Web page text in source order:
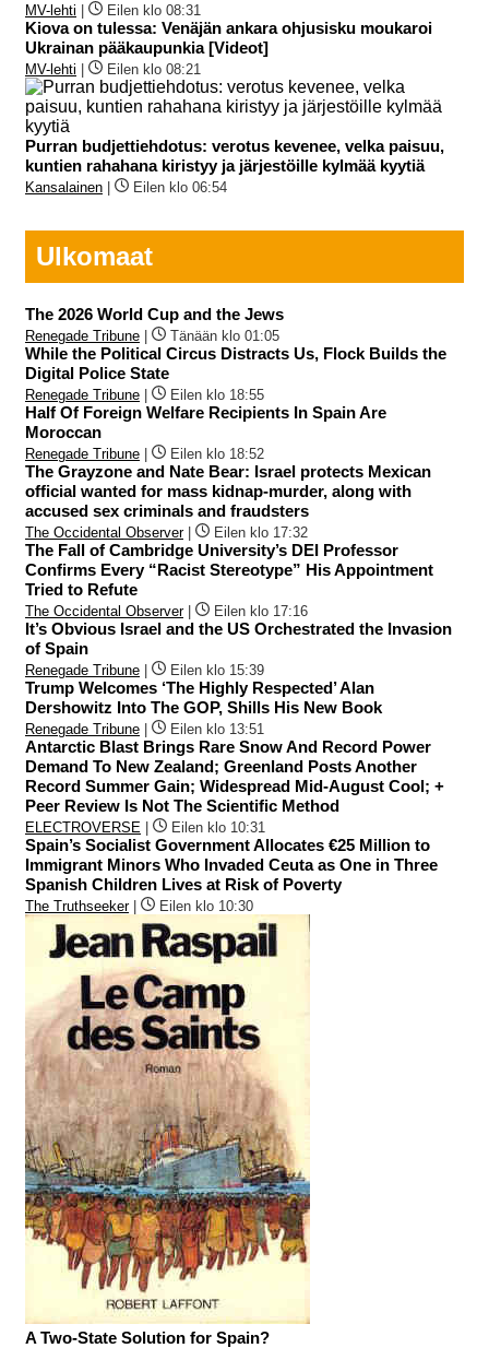
MV-lehti Eilen klo 08:31
Kiova on tulessa: Venäjän ankara ohjusisku moukaroi
Ukrainan pääkaupunkia [Videot]
MV-lehti Eilen klo 08:21
Purran budjettiehdotus: verotus kevenee, velka paisuu,
kuntien rahahana kiristyy ja järjestöille kylmää kyytiä
Kansalainen Eilen klo 06:54
Ulkomaat
The 2026 World Cup and the Jews
Renegade Tribune | Tänään klo 01:05
While the Political Circus Distracts Us, Flock Builds the
Digital Police State
Renegade Tribune | Eilen klo 18:55
Half Of Foreign Welfare Recipients In Spain Are
Moroccan
Renegade Tribune | Eilen klo 18:52
The Grayzone and Nate Bear: Israel protects Mexican
official wanted for mass kidnap-murder, along with
accused sex criminals and fraudsters
The Occidental Observer| Eilen klo 17:32
The Fall of Cambridge University’s DEI Professor
Confirms Every “Racist Stereotype” His Appointment
Tried to Refute
The Occidental Observer| Eilen klo 17:16
It’s Obvious Israel and the US Orchestrated the Invasion
of Spain
Renegade Tribune | Eilen klo 15:39
Trump Welcomes ‘The Highly Respected’ Alan
Dershowitz Into The GOP, Shills His New Book
Renegade Tribune | Eilen klo 13:51
Antarctic Blast Brings Rare Snow And Record Power
Demand To New Zealand; Greenland Posts Another
Record Summer Gain; Widespread Mid-August Cool; +
Peer Review Is Not The Scientific Method
ELECTROVERSE | Eilen klo 10:31
Spain’s Socialist Government Allocates €25 Million to
Immigrant Minors Who Invaded Ceuta as One in Three
Spanish Children Lives at Risk of Poverty
The Truthseeker| Eilen klo 10:30
A Two-State Solution for Spain?